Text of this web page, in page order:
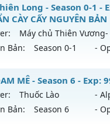
reset: Reset In Game
loại: Mu Nguyên bản
Pro
Kim Long - Ép Thăng
mới ra tháng 07 2026
200x - Drop: 35%
loại: Mu Custom
CheatGuard
Long - Season 0-1 -
CÀY CẤY NGUYÊN BẢN
Máy chủ Thiên Vương
Bản:
Season 0-1 -
Long - MU SS1.9
mới ra tháng 08 2026 -
2626
MÊ - Season 6 - Exp:
Thuốc Lào -
Bản:
Season 6 -